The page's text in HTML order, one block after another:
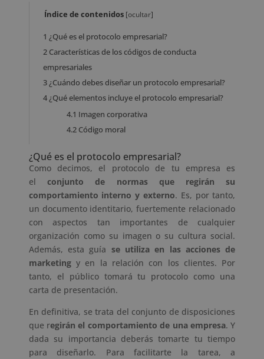
Índice de contenidos [ocultar]
1 ¿Qué es el protocolo empresarial?
2Características de los códigos de conducta
empresariales
3¿Cuándo debes diseñar un protocolo empresarial?
4¿Qué elementos incluye el protocolo empresarial?
4.1 Imagen corporativa
4.2Código moral
¿Qué es el protocolo empresarial?
Como decimos, el protocolo de tu empresa es
el conjunto de normas que regirán su
comportamiento interno y externo. Es, por tanto,
un documento identitario, fuertemente relacionado
con aspectos tan importantes de cualquier
organización como su imagen o su cultura social.
Además, esta guía se utiliza en las acciones de
marketingy en la relación con los clientes. Por
tanto, el público tomará tu protocolo como una
carta de presentación.
En definitiva, se trata del conjunto de disposiciones
que regirán el comportamiento de una empresa. Y
dada su importancia deberás tomarte tu tiempo
para diseñarlo. Para facilitarte la tarea, a